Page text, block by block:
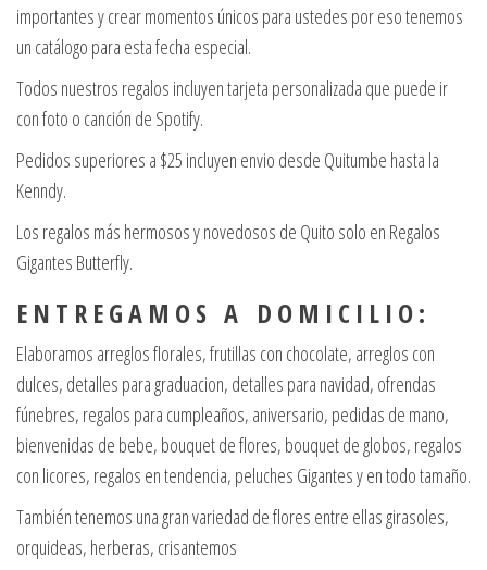
importantes y crear momentos únicos para ustedes por eso tenemos
un catálogo para esta fecha especial.
Todos nuestros regalos incluyen tarjeta personalizada que puede ir
con foto o canción de Spotify.
Pedidos superiores a $25 incluyen envio desde Quitumbe hasta la
Kenndy.
Los regalos más hermosos y novedosos de Quito solo en Regalos
Gigantes Butterfly.
E N T R E G A M O S A D O M I C I L I O :
Elaboramos arreglos florales, frutillas con chocolate, arreglos con
dulces, detalles para graduacion, detalles para navidad, ofrendas
fúnebres, regalos para cumpleaños, aniversario, pedidas de mano,
bienvenidas de bebe, bouquet de flores, bouquet de globos, regalos
con licores, regalos en tendencia, peluches Gigantes y en todo tamaño.
También tenemos una gran variedad de flores entre ellas girasoles,
orquideas, herberas, crisantemos